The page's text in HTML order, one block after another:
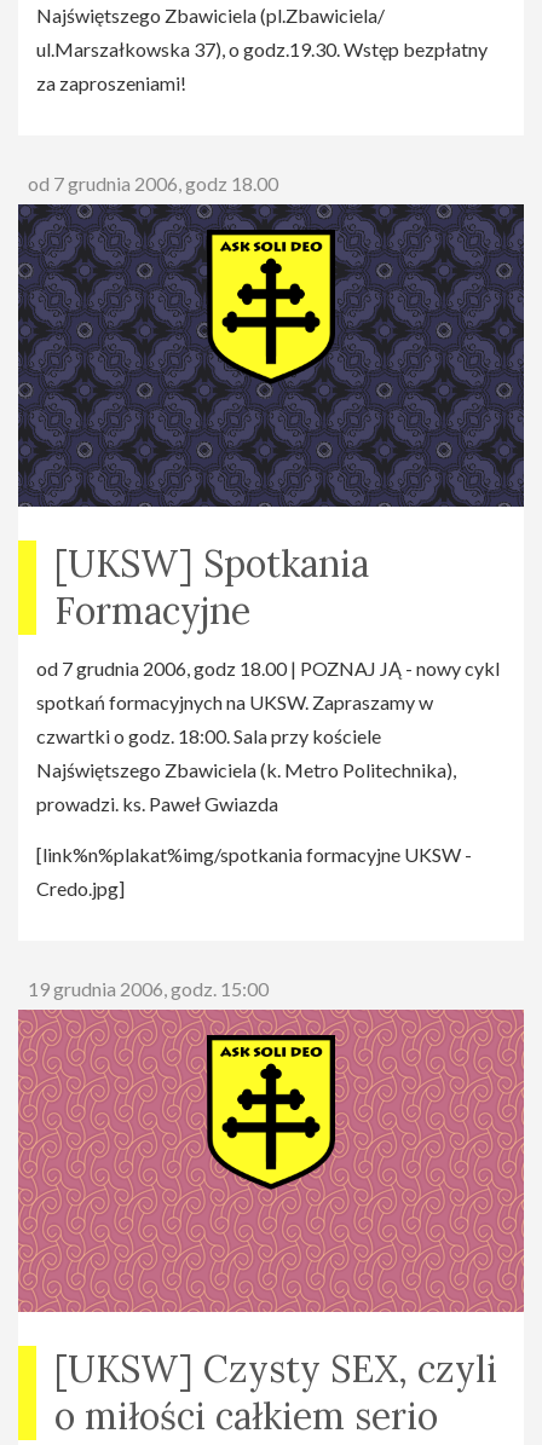
Najświętszego Zbawiciela (pl.Zbawiciela/
ul.Marszałkowska 37), o godz.19.30. Wstęp bezpłatny
za zaproszeniami!
od 7 grudnia 2006, godz 18.00
[UKSW] Spotkania
Formacyjne
od 7 grudnia 2006, godz 18.00 | POZNAJ JĄ - nowy cykl
spotkań formacyjnych na UKSW. Zapraszamy w
czwartki o godz. 18:00. Sala przy kościele
Najświętszego Zbawiciela (k. Metro Politechnika),
prowadzi. ks. Paweł Gwiazda
[link%n%plakat%img/spotkania formacyjne UKSW -
Credo.jpg]
19 grudnia 2006, godz. 15:00
[UKSW] Czysty SEX, czyli
o miłości całkiem serio